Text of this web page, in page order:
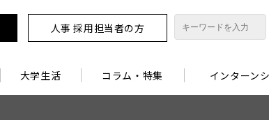
人事 採用担当者の方
大学生活 コラム・特集 インターン